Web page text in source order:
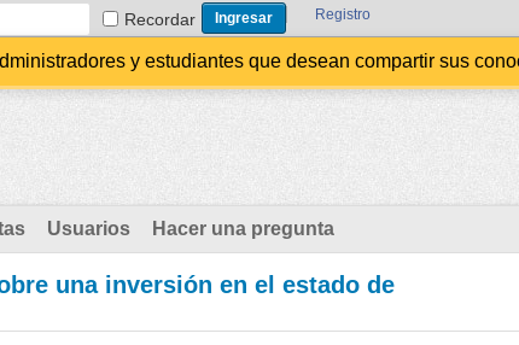
Recordar Registro
y estudiantes que desean compartir sus
Usuarios Hacer una pregunta
una inversión en el estado de